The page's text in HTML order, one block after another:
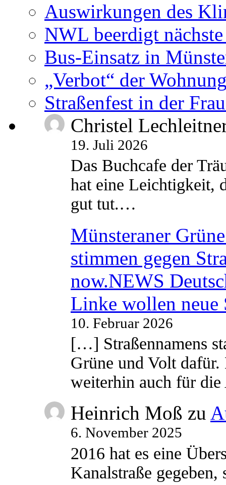
Auswirkungen des
NWL beerdigt
Bus-Einsatz in
„Verbot“ der
Straßenfest in der
Christel
19. Juli 2026
Das Buchcafe der
hat eine Leichtigkeit,
gut tut.…
Münsteraner
stimmen gegen
now.NEWS
Linke wollen neue
10. Februar 2026
[…] Straßennamens
Grüne und Volt
weiterhin auch für
Heinrich Moß zu
6. November 2025
2016 hat es eine
Kanalstraße